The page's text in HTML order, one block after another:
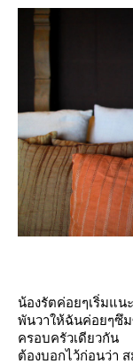
น้องรัตค่อยๆเริ่มแน
พันวาให้ฉันค่อยๆซึ
ครอบครัวเดียวกัน
ต้องบอกไว้ก่อนว่า